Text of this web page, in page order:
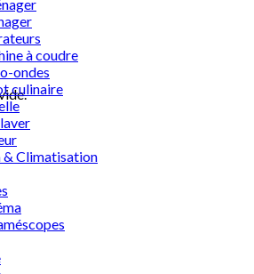
à coudre
ondes
culinaire
Climatisation